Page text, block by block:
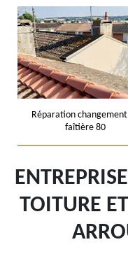
Réparation
faîtière 80
TOITURE